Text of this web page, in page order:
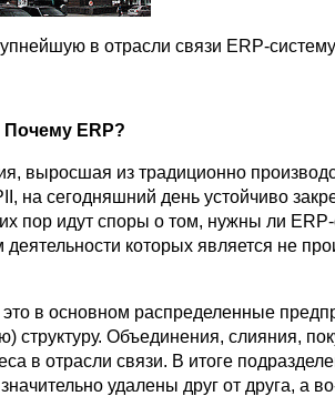
в отрасли связи ERP-систему
Почему ERP?
выросшая из традиционно
на сегодняшний день устойчиво
пор идут споры о том, нужны ли
которых является не
в основном распределенные
Объединения, слияния,
в отрасли связи. В итоге
удалены друг от друга, а